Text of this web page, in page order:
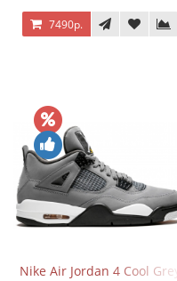
7490р.
Nike Air Jordan 4 Cool Grey